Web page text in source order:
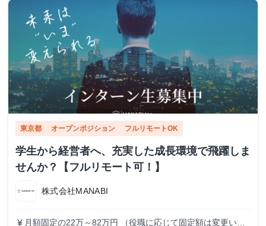
東京都 オープンポジション フルリモートOK
学生から経営者へ、充実した成長環境で飛躍しま
せんか？【フルリモート可！】
株式会社MANABI
currency_yen 月額固定の22万～82万円 （役職に応じて固定額は変更いた